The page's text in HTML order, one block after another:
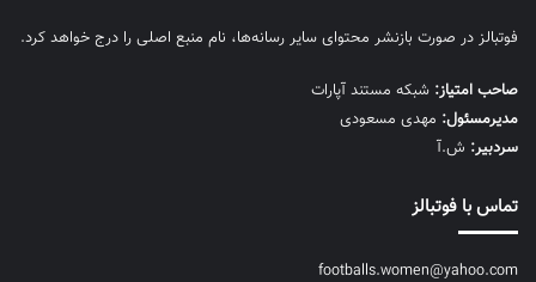
فوتبالز در صورت بازنشر محتوای سایر رسانه‌ها، نام منبع اصلی را درج خواهد کرد.
صاحب امتیاز: شبکه مستند آپارات
مديرمسئول: مهدی مسعودی
سردبیر: ش.آ
تماس با فوتبالز
footballs.women@yahoo.com